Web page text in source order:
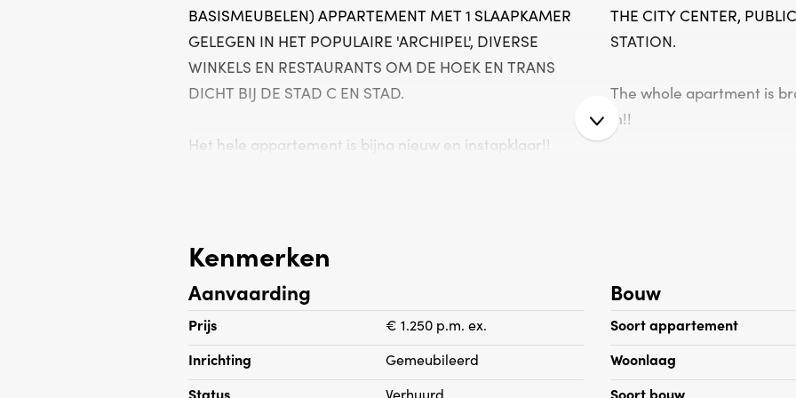
BASISMEUBELEN) APPARTEMENT MET 1 SLAAPKAMER
GELEGEN IN HET POPULAIRE 'ARCHIPEL', DIVERSE
WINKELS EN RESTAURANTS OM DE HOEK EN TRANS
DICHT BIJ DE STAD C EN STAD.
Het hele appartement is bijna nieuw en instapklaar!!
dubbele glazen deuren naar de lichte woon/eetkamer
met toegang tot het balkon aan de achterzijde, open
keuken voorzien van alle inbouwapparatuur, ruime
slaapkamer aan de voorzijde, badkamer met douche en
wastafel, apart toilet.
THE CITY CENTER,
STATION.
The whole apartment is
in!!
in the front, bathroom with
separate toilet.
APARTMENT CAN BE
Kenmerken
Aanvaarding
Prijs
€ 1.250 p.m. ex.
Inrichting
Gemeubileerd
Status
Verhuurd
Bouw
Soort appartement
Woonlaag
Soort bouw